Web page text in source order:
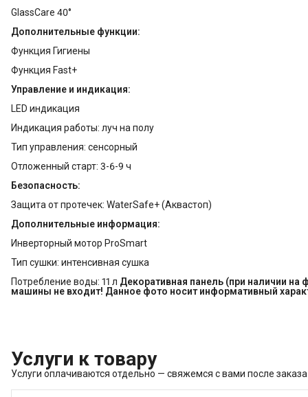
GlassCare 40°
Дополнительные функции:
Функция Гигиены
Функция Fast+
Управление и индикация:
LED индикация
Индикация работы: луч на полу
Тип управления: сенсорный
Отложенный старт: 3-6-9 ч
Безопасность:
Защита от протечек: WaterSafe+ (Аквастоп)
Дополнительные информация:
Инверторный мотор ProSmart
Тип сушки: интенсивная сушка
Потребление воды: 11 л Декоративная панель (при наличии
машины не входит! Данное фото носит информативный
Услуги к товару
Услуги оплачиваются отдельно — свяжемся с вами после